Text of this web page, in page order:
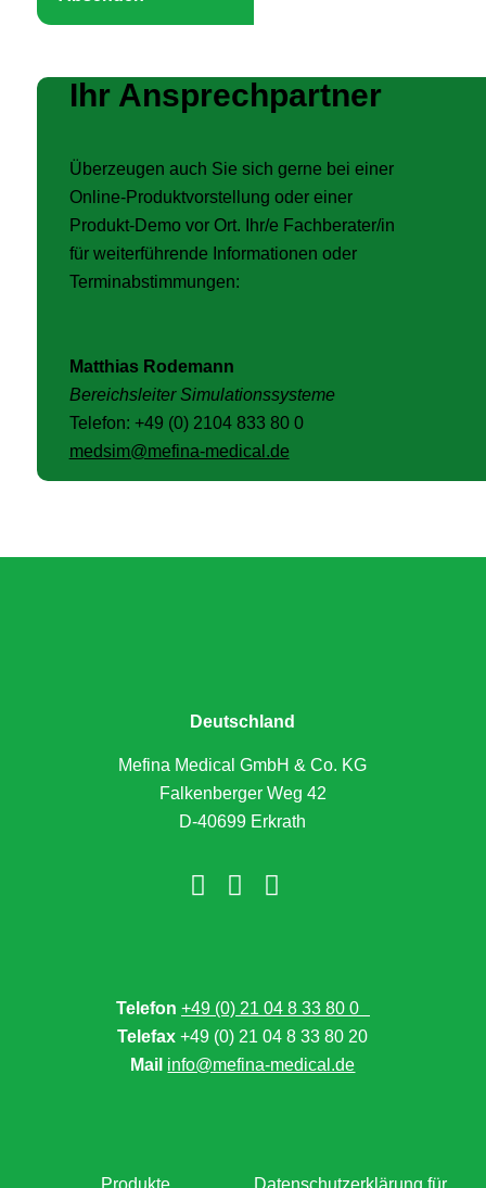
Ihr Ansprechpartner
Überzeugen auch Sie sich gerne bei einer
Online-Produktvorstellung oder einer
Produkt-Demo vor Ort. Ihr/e Fachberater/in
für weiterführende Informationen oder
Terminabstimmungen:
Matthias Rodemann
Bereichsleiter Simulationssysteme
Telefon: +49 (0) 2104 833 80 0
medsim@mefina-medical.de
Deutschland
Mefina Medical GmbH & Co. KG
Falkenberger Weg 42
D-40699 Erkrath
Telefon +49 (0) 21 04 8 33 80 0
Telefax +49 (0) 21 04 8 33 80 20
Mail info@mefina-medical.de
Produkte Datenschutzerklärung für